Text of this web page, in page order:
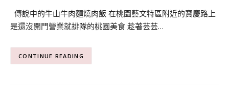
傳說中的牛山牛肉麵燒肉飯 在桃園藝文特區附近的寶慶路上
是還沒開門營業就排隊的桃園美食 趁著芸芸…
CONTINUE READING